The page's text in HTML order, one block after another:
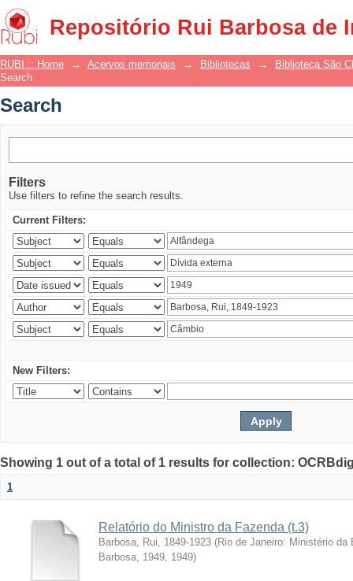
Repositório Rui Barbosa de
Search
RUBI :: Home → Acervos memoriais → Bibliotecas →
Biblioteca São
Search
Search
Filters
Use filters to refine the search results.
Current Filters:
New Filters:
Showing 1 out of a total of 1 results for collection:
1
Relatório do Ministro da Fazenda (t.3)
Barbosa, Rui, 1849-1923 (Rio de Janeiro: Ministério
Barbosa, 1949, 1949)